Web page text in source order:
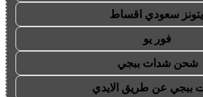
ايتونز سعودي اقساط
فور يو
شحن شدات ببجي
ببجي عن طريق الايدي